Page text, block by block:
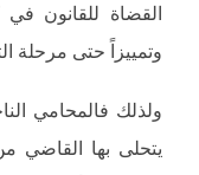
القضاة للقانون في
وتمييزاً حتى مرحلة
ولذلك فالمحامي
يتحلى بها القاضي